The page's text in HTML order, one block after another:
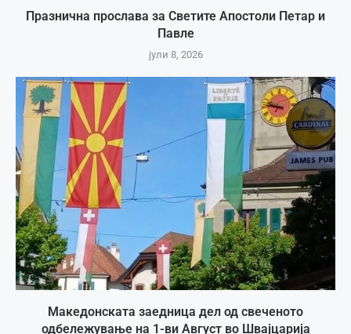
Празнична прослава за Светите Апостоли Петар и
Павле
јули 8, 2026
Македонската заедница дел од свеченото
одбележување на 1-ви Август во Швајцарија